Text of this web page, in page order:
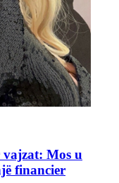
Mos u
financier